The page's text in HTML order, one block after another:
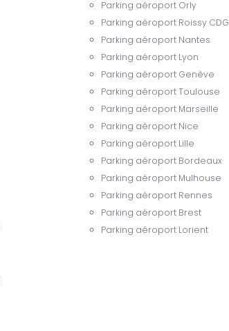
Parking aéroport Orly
Parking aéroport Roissy CDG
Parking aéroport Nantes
Parking aéroport Lyon
Parking aéroport Genève
Parking aéroport Toulouse
Parking aéroport Marseille
Parking aéroport Nice
Parking aéroport Lille
Parking aéroport Bordeaux
Parking aéroport Mulhouse
Parking aéroport Rennes
Parking aéroport Brest
Parking aéroport Lorient